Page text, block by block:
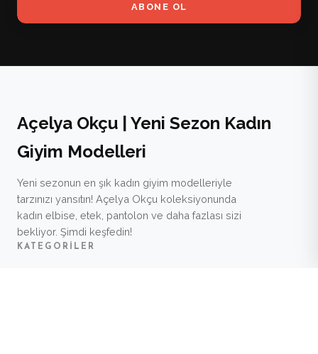
ABONE OL
Açelya Okçu | Yeni Sezon Kadın
Giyim Modelleri
Yeni sezonun en şık kadın giyim modelleriyle
tarzınızı yansıtın! Açelya Okçu koleksiyonunda
kadın elbise, etek, pantolon ve daha fazlası sizi
bekliyor. Şimdi keşfedin!
KATEGORILER